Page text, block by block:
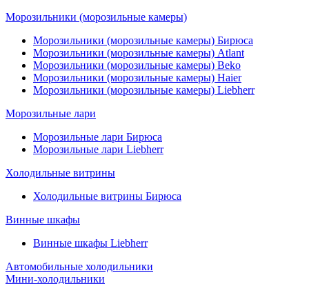
Морозильники (морозильные камеры)
Морозильники (морозильные камеры) Бирюса
Морозильники (морозильные камеры) Atlant
Морозильники (морозильные камеры) Beko
Морозильники (морозильные камеры) Haier
Морозильники (морозильные камеры) Liebherr
Морозильные лари
Морозильные лари Бирюса
Морозильные лари Liebherr
Холодильные витрины
Холодильные витрины Бирюса
Винные шкафы
Винные шкафы Liebherr
Автомобильные холодильники
Мини-холодильники